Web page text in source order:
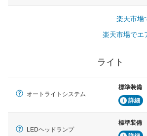
楽天市場
楽天市場でエ
ライト
オートライトシステム
標準装備
詳細
LEDヘッドランプ
標準装備